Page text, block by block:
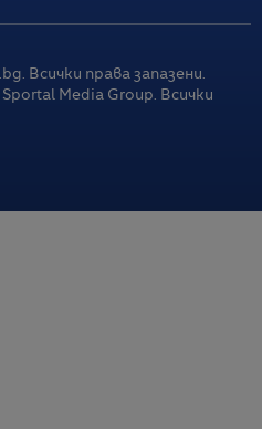
Всички права запазени.
Media Group. Всички